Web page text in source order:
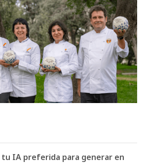
tu IA preferida para generar en